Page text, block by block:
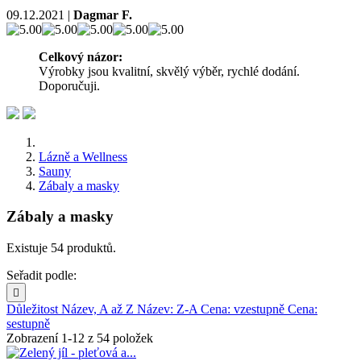
09.12.2021 | Dagmar F.
Celkový názor:
Výrobky jsou kvalitní, skvělý výběr, rychlé dodání.
Doporučuji.
Lázně a Wellness
Sauny
Zábaly a masky
Zábaly a masky
Existuje 54 produktů.
Seřadit podle:

Důležitost Název, A až Z Název: Z-A Cena: vzestupně Cena:
sestupně
Zobrazení 1-12 z 54 položek